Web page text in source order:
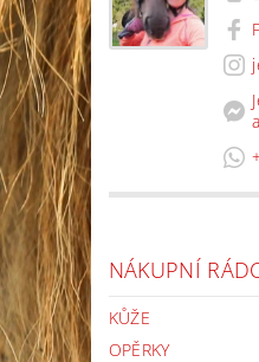
NÁKUPNÍ
KŮŽE
OPĚRKY